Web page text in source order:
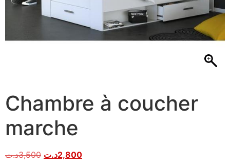
Chambre à coucher
marche
3,500د.ت 2,800د.ت